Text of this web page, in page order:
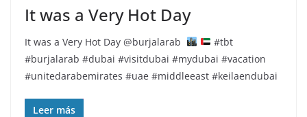
It was a Very Hot Day
It was a Very Hot Day @burjalarab
#tbt
#burjalarab #dubai #visitdubai #mydubai #vacation
#unitedarabemirates #uae #middleeast #keilaendubai
Leer más